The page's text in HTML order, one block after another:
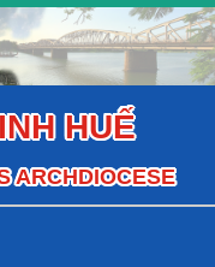
HUẾ
ARCHDIOCESE